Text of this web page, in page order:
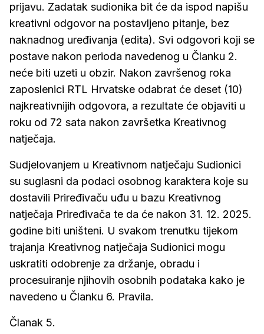
prijavu. Zadatak sudionika bit će da ispod napišu
kreativni odgovor na postavljeno pitanje, bez
naknadnog uređivanja (edita). Svi odgovori koji se
postave nakon perioda navedenog u Članku 2.
neće biti uzeti u obzir. Nakon završenog roka
zaposlenici RTL Hrvatske odabrat će deset (10)
najkreativnijih odgovora, a rezultate će objaviti u
roku od 72 sata nakon završetka Kreativnog
natječaja.
Sudjelovanjem u Kreativnom natječaju Sudionici
su suglasni da podaci osobnog karaktera koje su
dostavili Priređivaču uđu u bazu Kreativnog
natječaja Priređivača te da će nakon 31. 12. 2025.
godine biti uništeni. U svakom trenutku tijekom
trajanja Kreativnog natječaja Sudionici mogu
uskratiti odobrenje za držanje, obradu i
procesuiranje njihovih osobnih podataka kako je
navedeno u Članku 6. Pravila.
Članak 5.